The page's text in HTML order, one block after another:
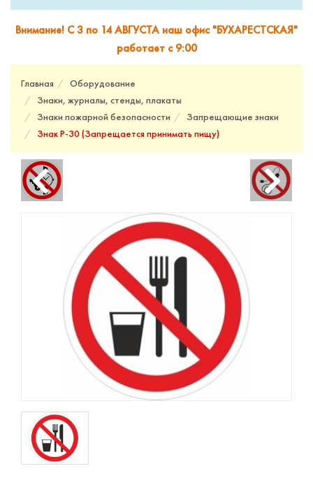
Внимание! С 3 по 14 АВГУСТА наш офис "БУХАРЕСТСКАЯ"
работает с 9:00
Главная
Оборудование
Знаки, журналы, стенды, плакаты
Знаки пожарной безопасности
Запрещающие знаки
Знак P-30 (Запрещается принимать пищу)